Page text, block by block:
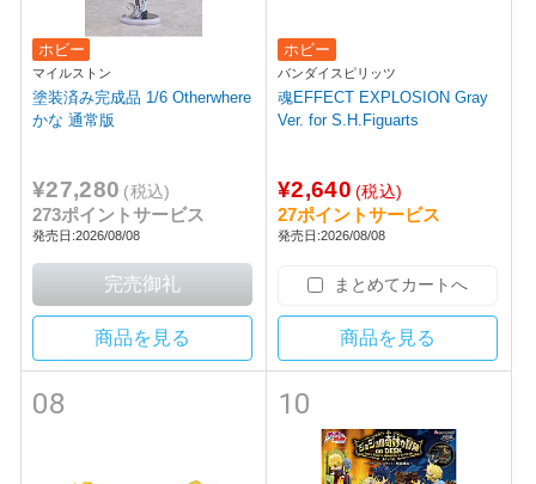
ホビー
マイルストン
塗装済み完成品 1/6 Otherwhere
かな 通常版
¥27,280 (税込)
273ポイントサービス
発売日:2026/08/08
商品を見る
ホビー
バンダイスピリッツ
魂EFFECT EXPLOSION Gray
Ver. for S.H.Figuarts
¥2,640 (税込)
27ポイントサービス
発売日:2026/08/08
まとめてカートへ
商品を見る
08 10